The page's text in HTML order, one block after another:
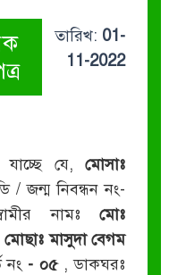
তারিখ: 01-
11-2022
যাচ্ছে যে,মোসাঃ
/ জন্ম নিবন্ধন নং-
নামঃমোঃ
মোছাঃ মাসুদা বেগম
নং - ০৫ , ডাকঘরঃ